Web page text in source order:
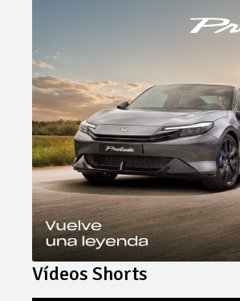
Vídeos Shorts